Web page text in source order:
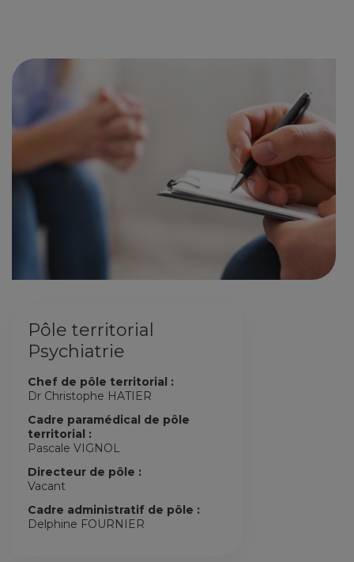
Pôle territorial
Psychiatrie
Chef de pôle territorial :
Dr Christophe HATIER
Cadre paramédical de pôle
territorial :
Pascale VIGNOL
Directeur de pôle :
Vacant
Cadre administratif de pôle :
Delphine FOURNIER